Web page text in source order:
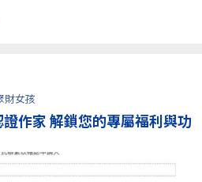
財女孩
作家 解鎖您的專屬福利與功